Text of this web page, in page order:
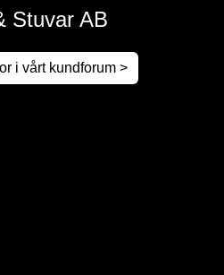
Stuvar AB
i vårt kundforum >